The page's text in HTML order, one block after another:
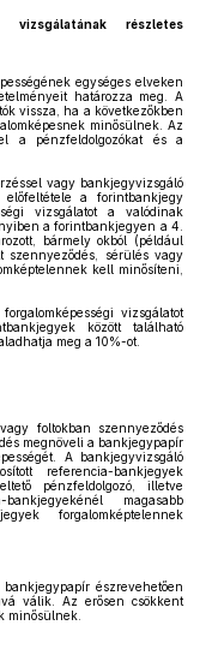
vizsgálatának részletes
egységes elveken
határozza meg. A
vissza, ha a következőkben
minősülnek. Az
a pénzfeldolgozókat és a
vagy bankjegyvizsgáló
előfeltétele a forintbankjegy
vizsgálatot a valódinak
a forintbankjegyen a 4.
bármely okból (például
szennyeződés, sérülés vagy
kell minősíteni,
vizsgálatot
között található
meg a 10%-ot.
foltokban szennyeződés
megnöveli a bankjegypapír
A bankjegyvizsgáló
referencia-bankjegyek
pénzfeldolgozó, illetve
magasabb
forgalomképtelennek
észrevehetően
válik. Az erősen csökkent
minősülnek.